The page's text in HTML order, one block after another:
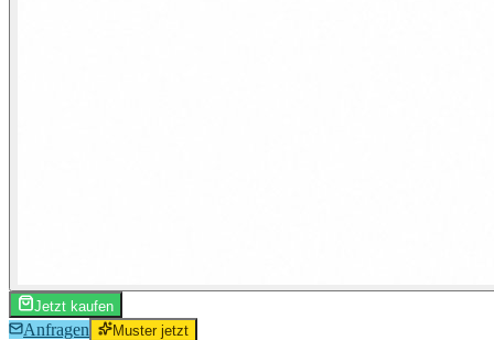
Jetzt kaufen
Anfragen
Muster jetzt